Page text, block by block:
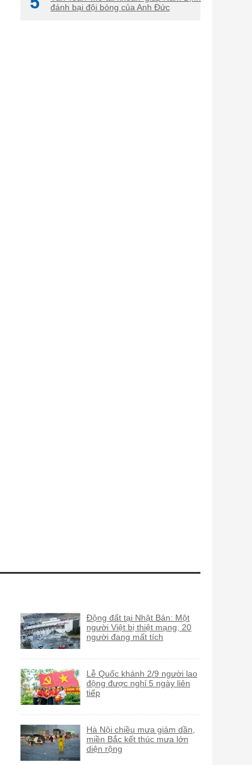
đánh bại đội bóng của Anh Đức
Động đất tại Nhật Bản: Một
người Việt bị thiệt mạng, 20
người đang mất tích
Lễ Quốc khánh 2/9 người lao
động được nghỉ 5 ngày liên
tiếp
Hà Nội chiều mưa giảm dần,
miền Bắc kết thúc mưa lớn
diện rộng